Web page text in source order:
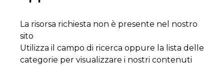
La risorsa richiesta non è presente nel nostro
sito
Utilizza il campo di ricerca oppure la lista delle
categorie per visualizzare i nostri contenuti